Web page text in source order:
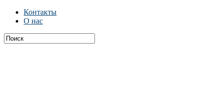
Контакты
О нас